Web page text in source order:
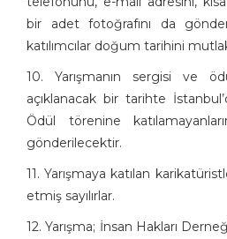
bir adet fotoğrafını da
katılımcılar doğum tarihini
10. Yarışmanın sergisi ve
açıklanacak bir tarihte
Ödül törenine
gönderilecektir.
11. Yarışmaya katılan
etmiş sayılırlar.
12. Yarışma; İnsan Hakları